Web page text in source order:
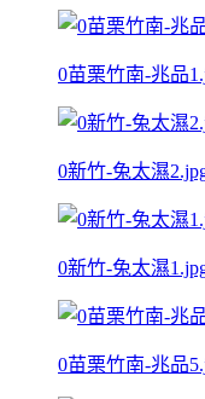
0苗栗竹南-兆品
0新竹-兔太濕
0新竹-兔太濕
0苗栗竹南-兆品